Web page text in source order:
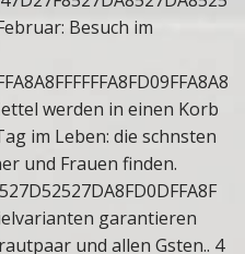
Besuch im
werden in einen Korb
im Leben: die schnsten
und Frauen finden.
garantieren
und allen Gsten.. 4